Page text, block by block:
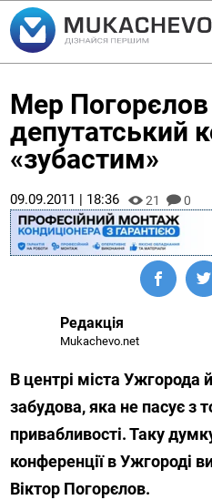
Мер Погорєлов
депутатський
«зубастим»
09.09.2011 | 18:36 21 0
Редакція
Mukachevo.net
В центрі міста Ужгорода
забудова, яка не пасує з
привабливості. Таку
конференції в Ужгороді
Віктор Погорєлов.